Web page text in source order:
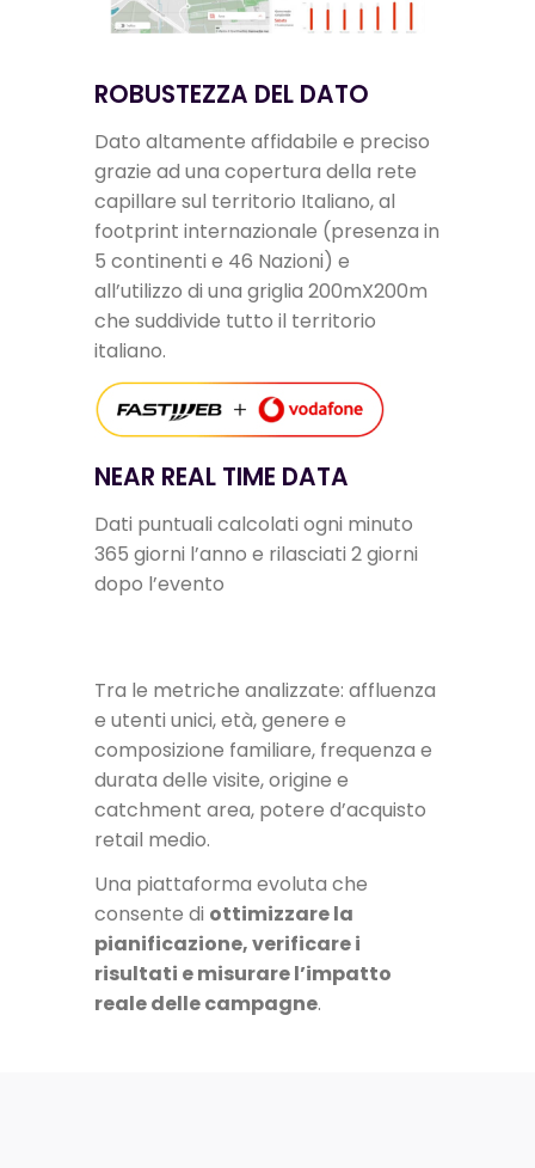
ROBUSTEZZA DEL DATO
Dato altamente affidabile e preciso
grazie ad una copertura della rete
capillare sul territorio Italiano, al
footprint internazionale (presenza in
5 continenti e 46 Nazioni) e
all’utilizzo di una griglia 200mX200m
che suddivide tutto il territorio
italiano.
NEAR REAL TIME DATA
Dati puntuali calcolati ogni minuto
365 giorni l’anno e rilasciati 2 giorni
dopo l’evento
Tra le metriche analizzate: affluenza
e utenti unici, età, genere e
composizione familiare, frequenza e
durata delle visite, origine e
catchment area, potere d’acquisto
retail medio.
Una piattaforma evoluta che
consente di ottimizzare la
pianificazione, verificare i
risultati e misurare l’impatto
reale delle campagne.